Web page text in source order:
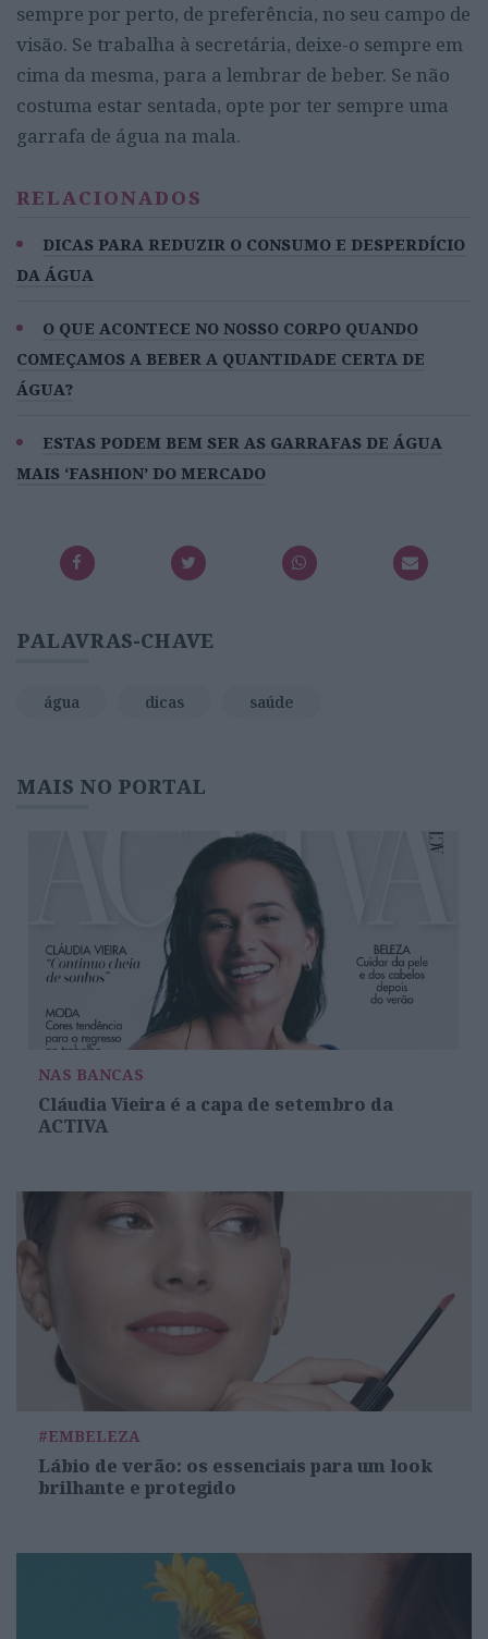
sempre por perto, de preferência, no seu campo de
visão. Se trabalha à secretária, deixe-o sempre em
cima da mesma, para a lembrar de beber. Se não
costuma estar sentada, opte por ter sempre uma
garrafa de água na mala.
RELACIONADOS
DICAS PARA REDUZIR O CONSUMO E DESPERDÍCIO
DA ÁGUA
O QUE ACONTECE NO NOSSO CORPO QUANDO
COMEÇAMOS A BEBER A QUANTIDADE CERTA DE
ÁGUA?
ESTAS PODEM BEM SER AS GARRAFAS DE ÁGUA
MAIS ‘FASHION’ DO MERCADO
PALAVRAS-CHAVE
água dicas saúde
MAIS NO PORTAL
NAS BANCAS
Cláudia Vieira é a capa de setembro da
ACTIVA
#EMBELEZA
Lábio de verão: os essenciais para um look
brilhante e protegido